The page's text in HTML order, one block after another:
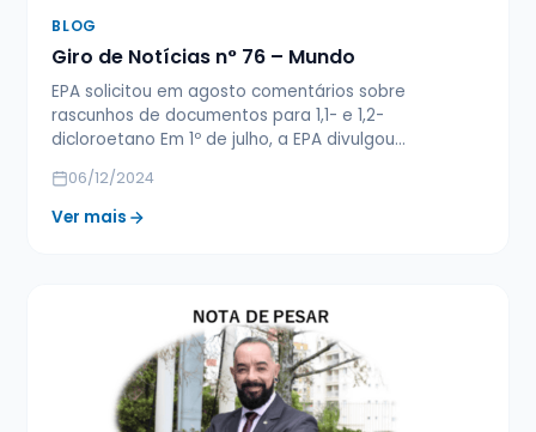
BLOG
Giro de Notícias n° 76 – Mundo
EPA solicitou em agosto comentários sobre
rascunhos de documentos para 1,1- e 1,2-
dicloroetano Em 1º de julho, a EPA divulgou…
06/12/2024
Ver mais